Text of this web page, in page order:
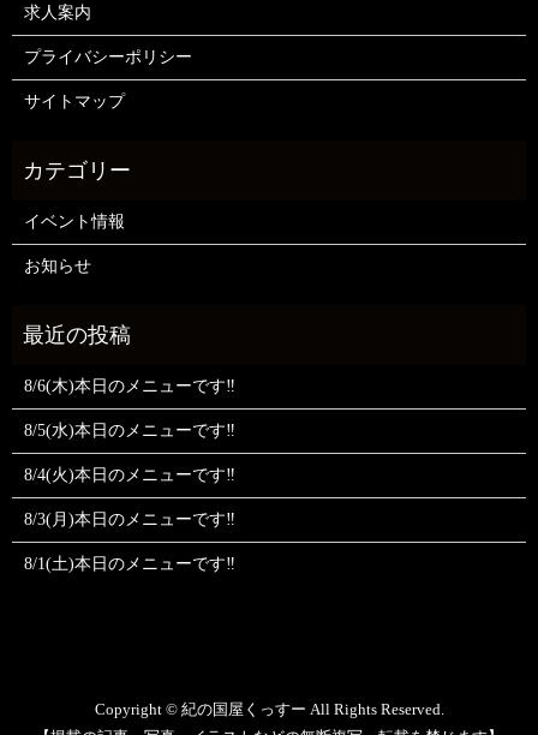
求人案内
プライバシーポリシー
サイトマップ
イベント情報
お知らせ
8/6(木)本日のメニューです‼️
8/5(水)本日のメニューです‼️
8/4(火)本日のメニューです‼️
8/3(月)本日のメニューです‼️
8/1(土)本日のメニューです‼️
Copyright © 紀の国屋くっすー All Rights Reserved.